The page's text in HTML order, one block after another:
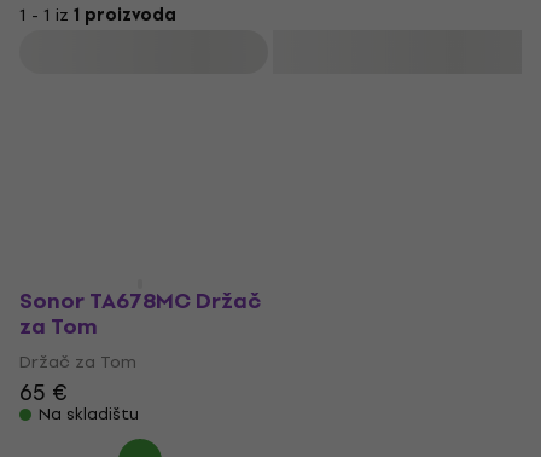
1 - 1 iz 1 proizvoda
Sonor TA678MC Držač
za Tom
Držač za Tom
65 €
Na skladištu